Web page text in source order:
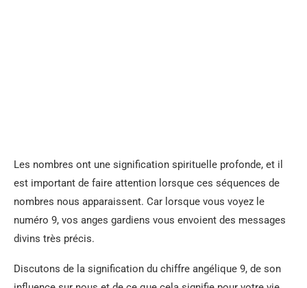
Les nombres ont une signification spirituelle profonde, et il
est important de faire attention lorsque ces séquences de
nombres nous apparaissent. Car lorsque vous voyez le
numéro 9, vos anges gardiens vous envoient des messages
divins très précis.
Discutons de la signification du chiffre angélique 9, de son